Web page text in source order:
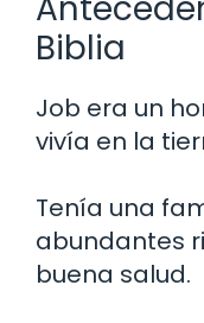
Biblia
Job era un
vivía en la
Tenía una
abundantes
buena salud.